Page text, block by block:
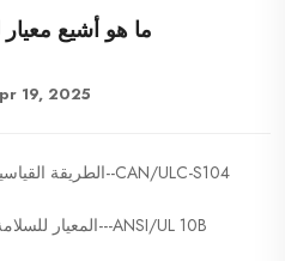
ما هو أشيع
19, 2025
CAN/ULC-S104--الطريقة القياسية لاختبارات الحريق لأنظمة الأبواب
ANSI/UL 10B---المعيار للسلامة - اختبارات الحريق لأنظمة الأبواب